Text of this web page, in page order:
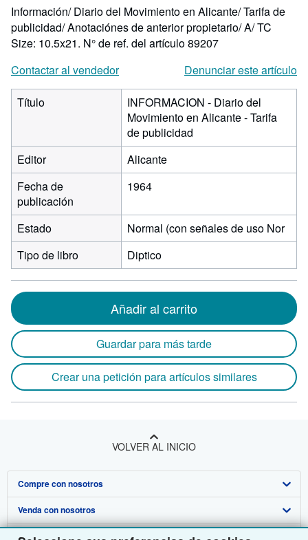
estrellas
Información/ Diario del Movimiento en Alicante/ Tarifa de
publicidad/ Anotaciónes de anterior propietario/ A/ TC
Size: 10.5x21. N° de ref. del artículo 89207
Contactar al vendedor
Denunciar este artículo
Título
INFORMACION - Diario del
Movimiento en Alicante - Tarifa
de publicidad
Editor
Alicante
Fecha de
publicación
1964
Estado
Normal (con señales de uso Nor
Tipo de libro
Diptico
Añadir al carrito
Guardar para más tarde
Crear una petición para artículos similares
VOLVER AL INICIO
Compre con nosotros
Búsqueda avanzada
Colecciones
Venda con nosotros
Comenzar a vender
Sobre nosotros